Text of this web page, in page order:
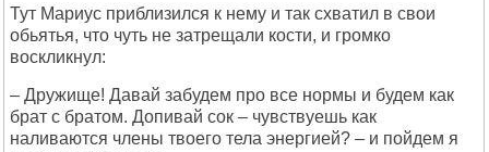
Тут Мариус приблизился к нему и так схватил в свои
обьятья, что чуть не затрещали кости, и громко
воскликнул:
– Дружище! Давай забудем про все нормы и будем как
брат с братом. Допивай сок – чувствуешь как
наливаются члены твоего тела энергией? – и пойдем я